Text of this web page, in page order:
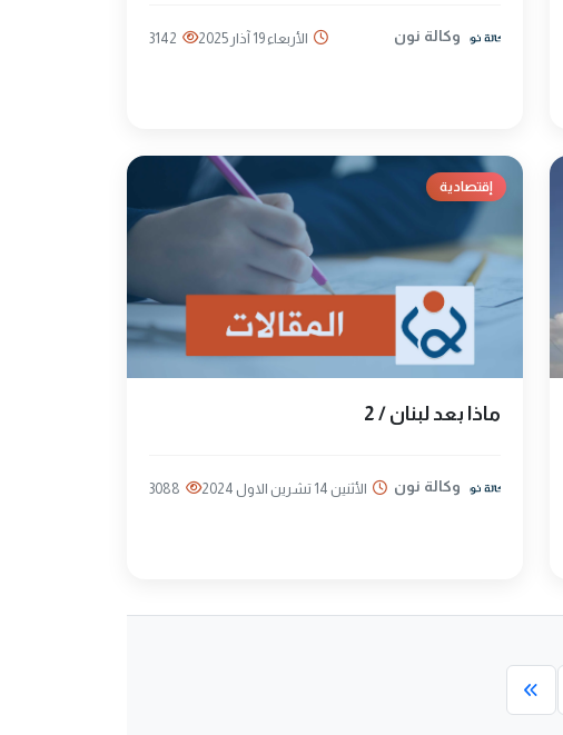
وكالة نون الأربعاء 19 آذار 2025 3142
إقتصادية
ماذا بعد لبنان / 2
وكالة نون الأثنين 14 تشرين الاول 2024 3088